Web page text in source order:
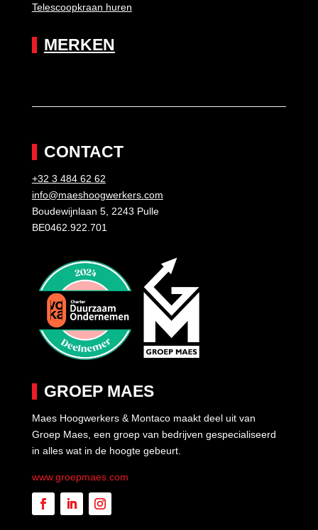
Telescoopkraan huren
MERKEN
CONTACT
+32 3 484 62 62
info@maeshoogwerkers.com
Boudewijnlaan 5, 2243 Pulle
BE0462.922.701
GROEP MAES
Maes Hoogwerkers & Montaco maakt deel uit van
Groep Maes, een groep van bedrijven gespecialiseerd
in alles wat in de hoogte gebeurt.
www.groepmaes.com